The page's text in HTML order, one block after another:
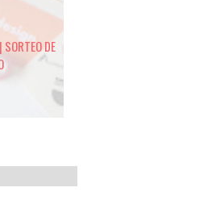
DE